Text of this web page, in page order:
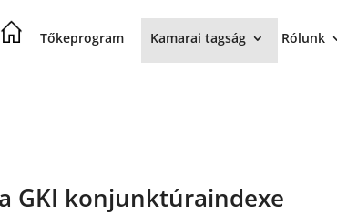
Tőkeprogram Kamarai tagság Rólunk
GKI konjunktúraindexe